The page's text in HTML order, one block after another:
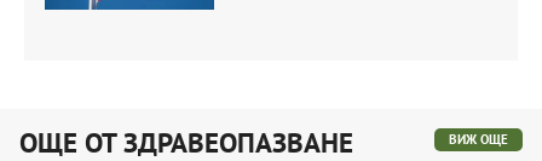
ОЩЕ ОТ ЗДРАВЕОПАЗВАНЕ ВИЖ ОЩЕ